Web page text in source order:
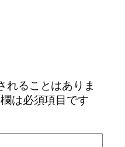
れることはありま
は必須項目です